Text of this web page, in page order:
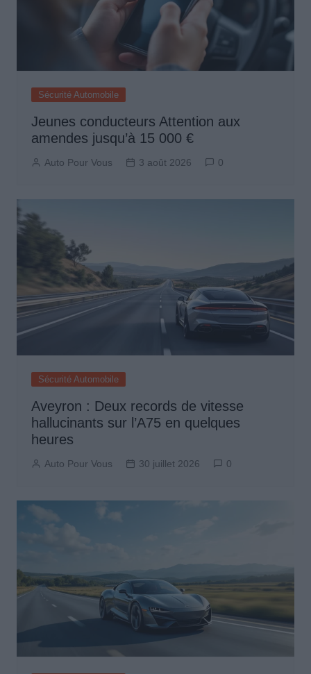
Sécurité Automobile
Jeunes conducteurs Attention aux
amendes jusqu’à 15 000 €
Auto Pour Vous 3 août 2026 0
Sécurité Automobile
Aveyron : Deux records de vitesse
hallucinants sur l’A75 en quelques
heures
Auto Pour Vous 30 juillet 2026 0